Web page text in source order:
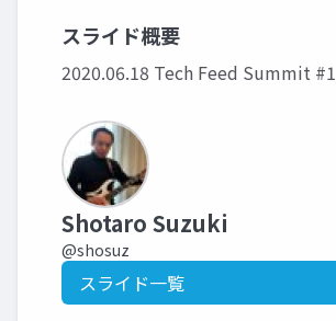
スライド概要
2020.06.18 Tech Feed Summit #1
Shotaro Suzuki
@shosuz
スライド一覧